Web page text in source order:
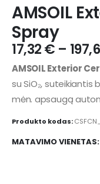
AMSOIL
Spray
17,32€ –
AMSOIL Exterior
su SiO₂, suteikiantis
mėn. apsaugą
Produkto kodas:
MATAVIMO VIENETAS